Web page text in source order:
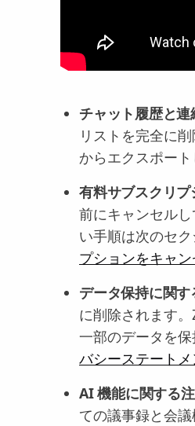
チャット履歴と連
リストを完全に
からエクスポート
有料サブスクリプ
前にキャンセル
い手順は次のセ
プションをキャ
データ保持に関す
に削除されます
一部のデータを
バシーステートメ
AI 機能に関する注
ての議事録と会